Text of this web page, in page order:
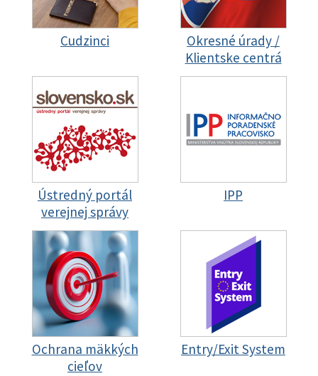
Cudzinci
Okresné úrady /
Klientske centrá
Ústredný portál
verejnej správy
IPP
Ochrana mäkkých
cieľov
Entry/Exit System